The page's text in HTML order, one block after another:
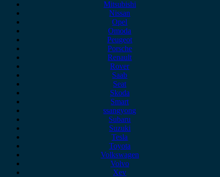
Mitsubishi
Nissan
Opel
Omoda
Peugeot
Porsche
Renault
Rover
Saab
Seat
Skoda
Smart
ssangyong
Subaru
Suzuki
Tesla
Toyota
Volkswagen
Volvo
Xev